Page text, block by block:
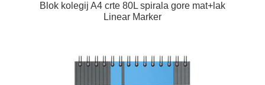
Blok kolegij A4 crte 80L spirala gore mat+lak
Linear Marker